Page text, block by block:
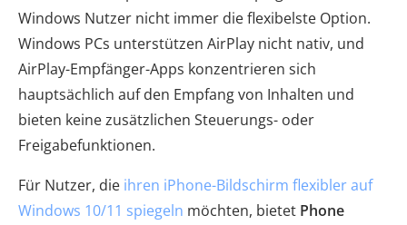
Windows Nutzer nicht immer die flexibelste Option.
Windows PCs unterstützen AirPlay nicht nativ, und
AirPlay-Empfänger-Apps konzentrieren sich
hauptsächlich auf den Empfang von Inhalten und
bieten keine zusätzlichen Steuerungs- oder
Freigabefunktionen.
Für Nutzer, die ihren iPhone-Bildschirm flexibler auf
Windows 10/11 spiegeln möchten, bietet Phone